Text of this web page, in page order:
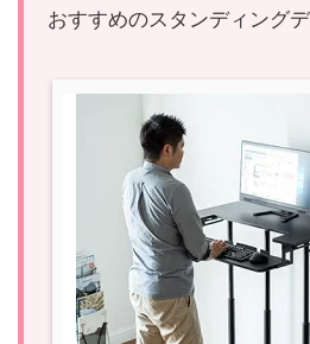
おすすめのスタンディング